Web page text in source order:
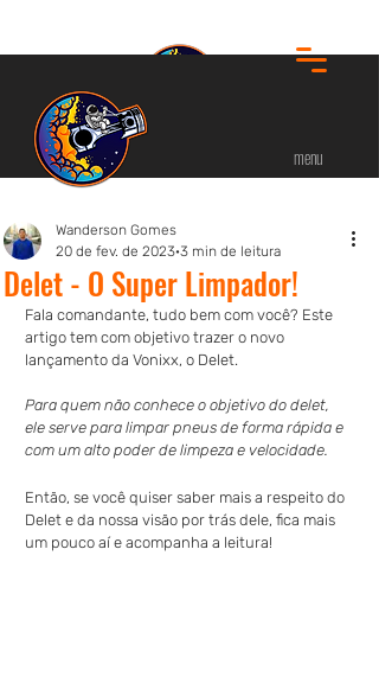
menu
Delet - O Super Limpador!
Wanderson Gomes
20 de fev. de 2023 3 min de leitura
Fala comandante, tudo bem com você? Este
artigo tem com objetivo trazer o novo
lançamento da Vonixx, o Delet.
Para quem não conhece o objetivo do delet,
ele serve para limpar pneus de forma rápida e
com um alto poder de limpeza e velocidade.
Então, se você quiser saber mais a respeito do
Delet e da nossa visão por trás dele, fica mais
um pouco aí e acompanha a leitura!